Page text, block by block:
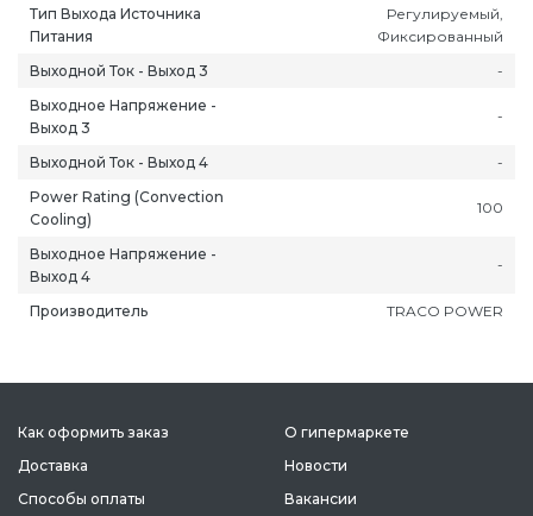
Тип Выхода Источника
Питания
Регулируемый,
Фиксированный
Выходной Ток - Выход 3
-
Выходное Напряжение -
Выход 3
-
Выходной Ток - Выход 4
-
Power Rating (Convection
Cooling)
100
Выходное Напряжение -
Выход 4
-
Производитель TRACO POWER
Как оформить заказ
Доставка
Способы оплаты
О гипермаркете
Новости
Вакансии